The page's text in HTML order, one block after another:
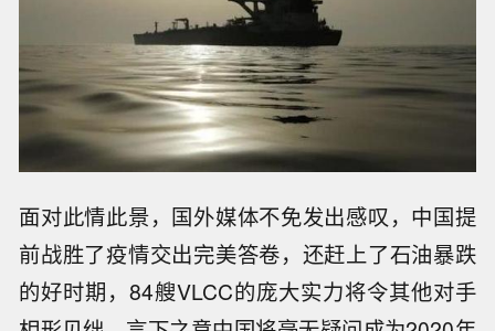
面对此情此景，国外媒体不免发出感叹，中国提
前战胜了疫情交出完美答卷，还赶上了石油暴跌
的好时期，84艘VLCC的庞大实力将令其他对手